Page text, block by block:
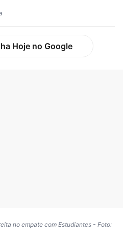
Hoje no Google
no empate com Estudiantes - Foto: